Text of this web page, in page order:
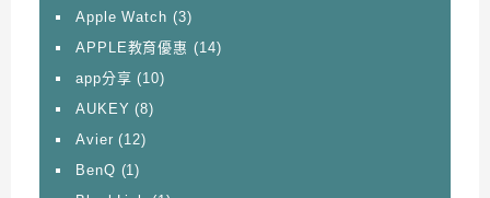
Apple Watch (3)
APPLE教育優惠 (14)
app分享 (10)
AUKEY (8)
Avier (12)
BenQ (1)